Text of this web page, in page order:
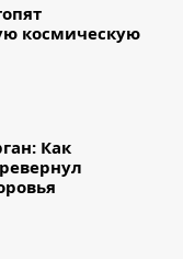
космическую
Как